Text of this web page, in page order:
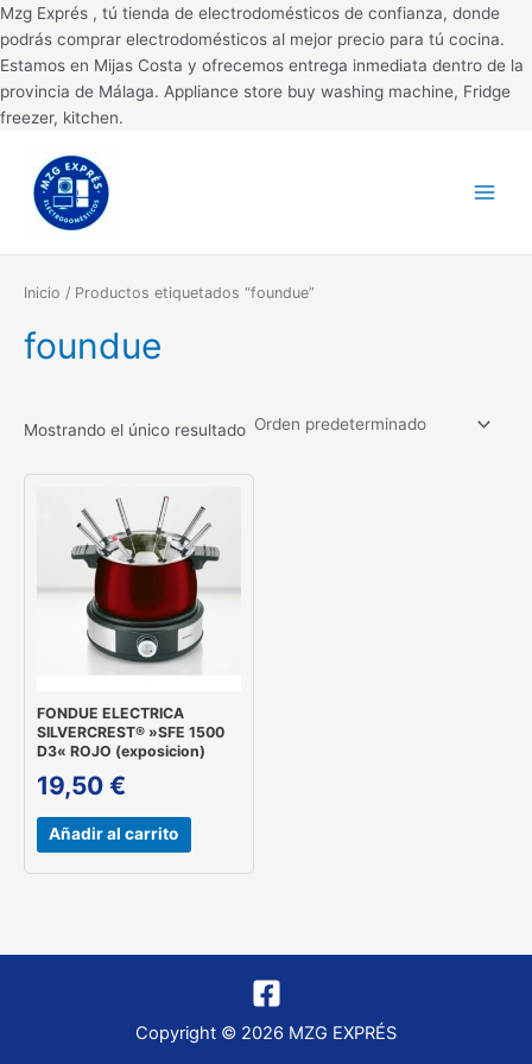
Mzg Exprés , tú tienda de electrodomésticos de confianza, donde
podrás comprar electrodomésticos al mejor precio para tú cocina.
Estamos en Mijas Costa y ofrecemos entrega inmediata dentro de la
provincia de Málaga. Appliance store buy washing machine, Fridge
freezer, kitchen.
Ir
al
contenido
Menu
Inicio / Productos etiquetados “foundue”
foundue
Mostrando el único resultado
FONDUE ELECTRICA
SILVERCREST® »SFE 1500
D3« ROJO (exposicion)
19,50 €
Añadir al carrito
Copyright © 2026 MZG EXPRÉS